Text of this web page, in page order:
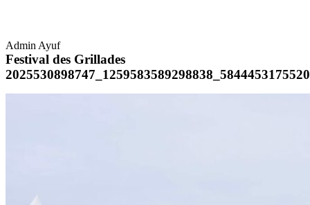
Admin Ayuf
Festival des Grillades